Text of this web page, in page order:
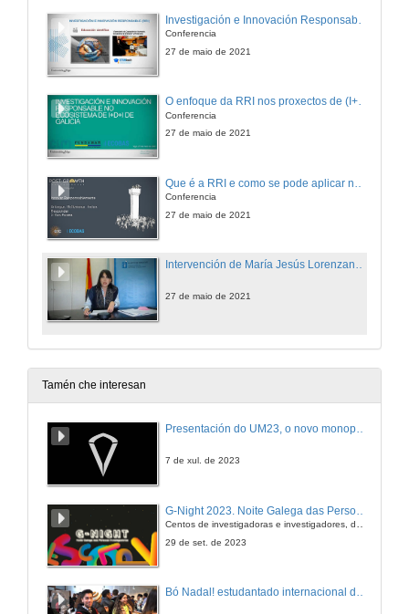
Conferencia
27 de maio de 2021
O enfoque da RRI nos proxectos de (I+D+i)
Conferencia
27 de maio de 2021
Conferencia
27 de maio de 2021
Intervención de María Jesús Lorenzana Somoza
27 de maio de 2021
Tamén che interesan
Presentación do UM23, o novo monopraza de UVigo Motorsport
7 de xul. de 2023
Centos de investigadoras e investigadores, decenas de actividades e sete cidades
29 de set. de 2023
Bó Nadal! estudantado internacional da Universidade de Vigo